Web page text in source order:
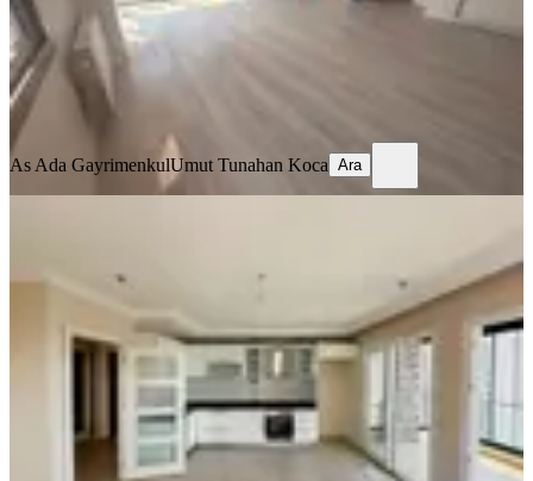
30.000 ₺
As Ada Gayrimenkul
Ara
As Ada GayrimenkulUmut Tunahan Koca Ara
3+1·135 m²·10. Kat·06.08.2026
34.000 ₺
ALICI GRUP GAYRİMENKULAlıcı Gayrimenkul